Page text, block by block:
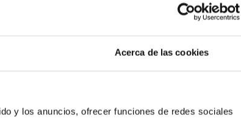
Acerca de las cookies
y los anuncios, ofrecer funciones de redes sociales